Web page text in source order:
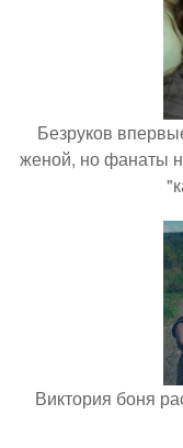
Безруков
женой, но фанаты
Виктория боня